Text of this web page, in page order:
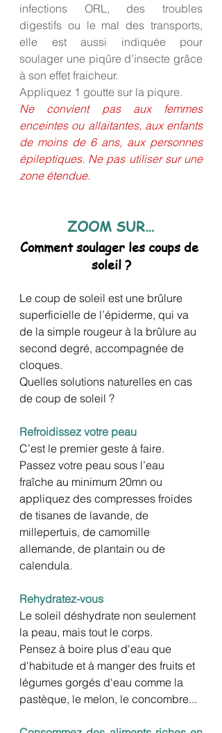
infections ORL, des troubles
digestifs ou le mal des transports,
elle est aussi indiquée pour
soulager une piqûre d’insecte grâce
à son effet fraicheur.
Appliquez 1 goutte sur la piqure.
Ne convient pas aux femmes
enceintes ou allaitantes, aux enfants
de moins de 6 ans, aux personnes
épileptiques. Ne pas utiliser sur une
zone étendue.
ZOOM SUR…
Comment soulager les coups de
soleil ?
Le coup de soleil est une brûlure
superficielle de l’épiderme, qui va
de la simple rougeur à la brûlure au
second degré, accompagnée de
cloques.
Quelles solutions naturelles en cas
de coup de soleil ?
Refroidissez votre peau
C’est le premier geste à faire.
Passez votre peau sous l’eau
fraîche au minimum 20mn ou
appliquez des compresses froides
de tisanes de lavande, de
millepertuis, de camomille
allemande, de plantain ou de
calendula.
Rehydratez-vous
Le soleil déshydrate non seulement
la peau, mais tout le corps.
Pensez à boire plus d'eau que
d'habitude et à manger des fruits et
légumes gorgés d'eau comme la
pastèque, le melon, le concombre...